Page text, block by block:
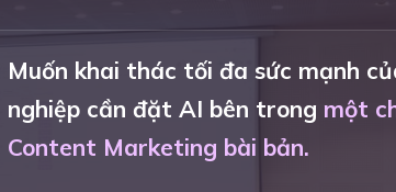
Muốn khai thác tối đa sức mạnh
nghiệp cần đặt AI bên trong một
Content Marketing bài bản.